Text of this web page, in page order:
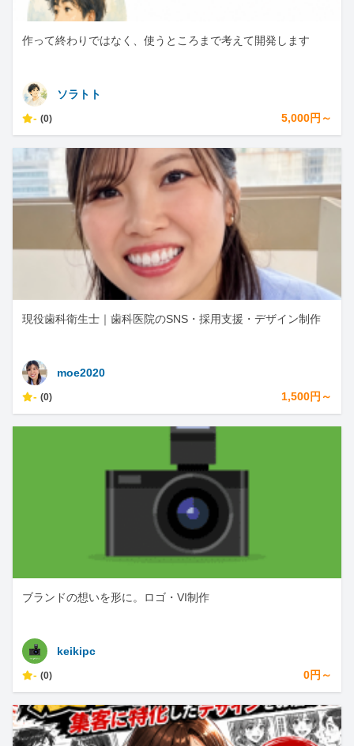
作って終わりではなく、使うところまで考えて開発します
ソラトト
- (0) 5,000円～
現役歯科衛生士｜歯科医院のSNS・採用支援・デザイン制作
moe2020
- (0) 1,500円～
ブランドの想いを形に。ロゴ・VI制作
keikipc
- (0) 0円～